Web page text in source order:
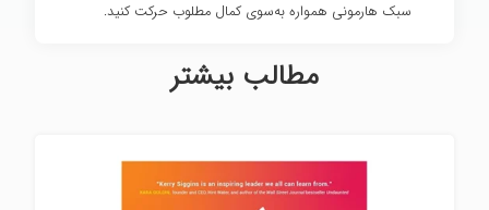
سبک هارمونی همواره به‌سوی کمال مطلوب حرکت کنید.
مطالب بیشتر